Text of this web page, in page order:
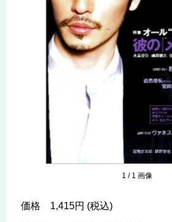
1 / 1 画像
価格 1,415円 (税込)